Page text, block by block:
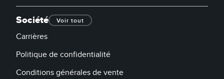
Société Voir tout
Carrières
Politique de confidentialité
Conditions générales de vente